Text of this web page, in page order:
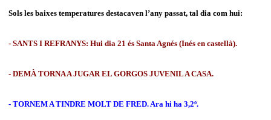
Sols les baixes temperatures destacaven l’any passat, tal dia com hui:
- SANTS I REFRANYS: Hui dia 21 és Santa Agnés (Inés en castellà).
- DEMÀ TORNA A JUGAR EL GORGOS JUVENIL A CASA.
- TORNEM A TINDRE MOLT DE FRED. Ara hi ha 3,2º.